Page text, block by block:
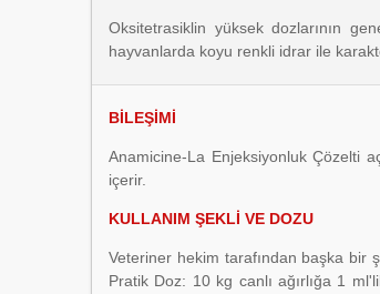
Oksitetrasiklin yüksek dozlarının
hayvanlarda koyu renkli idrar ile
BİLEŞİMİ
Anamicine-La Enjeksiyonluk Çözelti
içerir.
KULLANIM ŞEKLİ VE DOZU
Veteriner hekim tarafından başka bir
Pratik Doz: 10 kg canlı ağırlığa 1